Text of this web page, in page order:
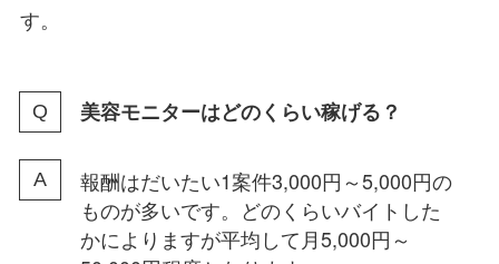
す。
美容モニターはどのくらい稼げる？
報酬はだいたい1案件3,000円～5,000円の
ものが多いです。どのくらいバイトした
かによりますが平均して月5,000円～